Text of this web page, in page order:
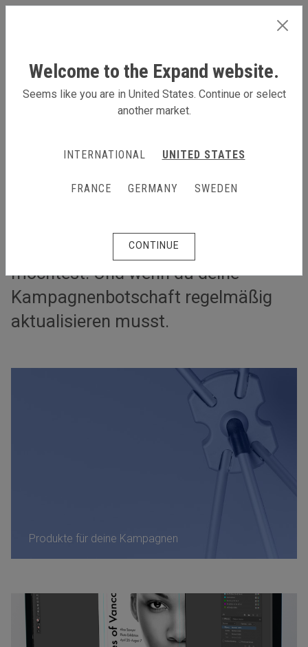
Campaigns
an vielen Standorten verbreiten
möchtest. Und wenn du deine
Kampagnenbotschaft regelmäßig
aktualisieren musst.
Produkte für deine Kampagnen
Welcome to the Expand website.
Seems like you are in United States. Continue or select
another market.
INTERNATIONAL UNITED STATES
FRANCE GERMANY SWEDEN
CONTINUE